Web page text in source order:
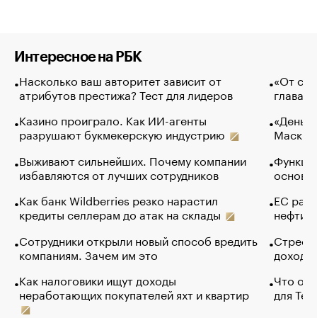
Интересное на РБК
Насколько ваш авторитет зависит от
атрибутов престижа? Тест для лидеров
Казино проиграло. Как ИИ-агенты
разрушают букмекерскую индустрию
Выживают сильнейших. Почему компании
избавляются от лучших сотрудников
Как банк Wildberries резко нарастил
кредиты селлерам до атак на склады
Сотрудники открыли новый способ вредить
компаниям. Зачем им это
Как налоговики ищут доходы
неработающих покупателей яхт и квартир
«От
глава
Маск в
основ
ЕС
нефти
Что
для